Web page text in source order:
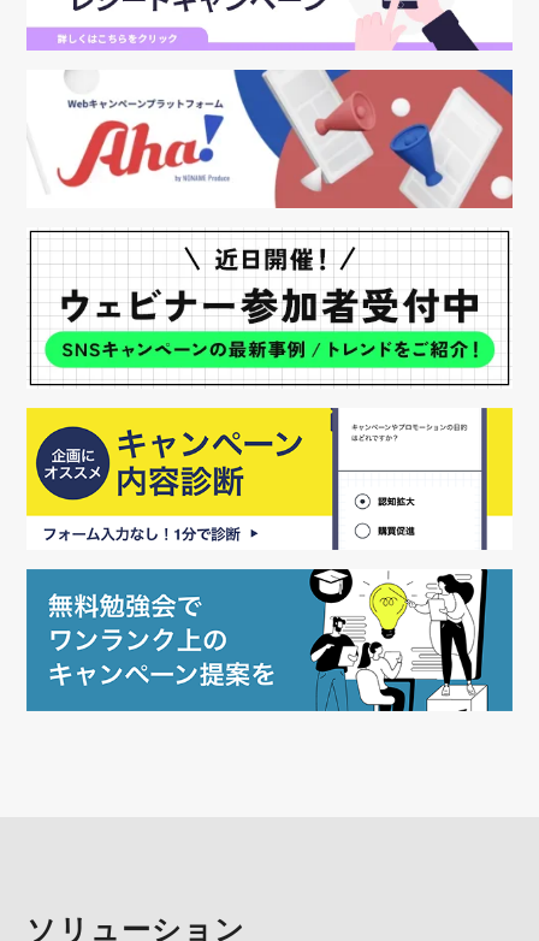
ソリューション